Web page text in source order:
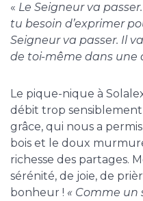
« Le Seigneur va
tu besoin d’exprimer
Seigneur va passer. Il
de toi-même dans une
Le pique-nique à
débit trop
grâce, qui nous a
bois et le doux
richesse des partages.
sérénité, de joie, de
bonheur ! « Comme un